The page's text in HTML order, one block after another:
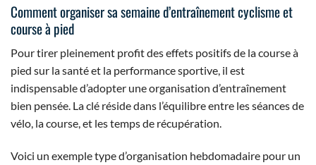
Comment organiser sa semaine d’entraînement cyclisme et
course à pied
Pour tirer pleinement profit des effets positifs de la course à
pied sur la santé et la performance sportive, il est
indispensable d’adopter une organisation d’entraînement
bien pensée. La clé réside dans l’équilibre entre les séances de
vélo, la course, et les temps de récupération.
Voici un exemple type d’organisation hebdomadaire pour un